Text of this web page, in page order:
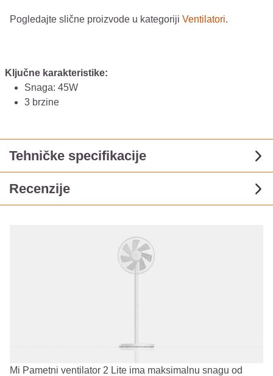
Pogledajte slične proizvode u kategoriji Ventilatori.
Ključne karakteristike:
Snaga: 45W
3 brzine
Tehničke specifikacije
Recenzije
Mi Pametni ventilator 2 Lite ima maksimalnu snagu od